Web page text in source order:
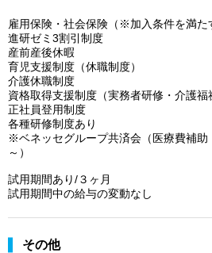
雇用保険・社会保険（※加入条件を満た
進研ゼミ3割引制度
産前産後休暇
育児支援制度（休職制度）
介護休職制度
資格取得支援制度（実務者研修・介護福
正社員登用制度
各種研修制度あり
※ベネッセグループ共済会（医療費補助
～）
試用期間あり/３ヶ月
試用期間中の給与の変動なし
その他